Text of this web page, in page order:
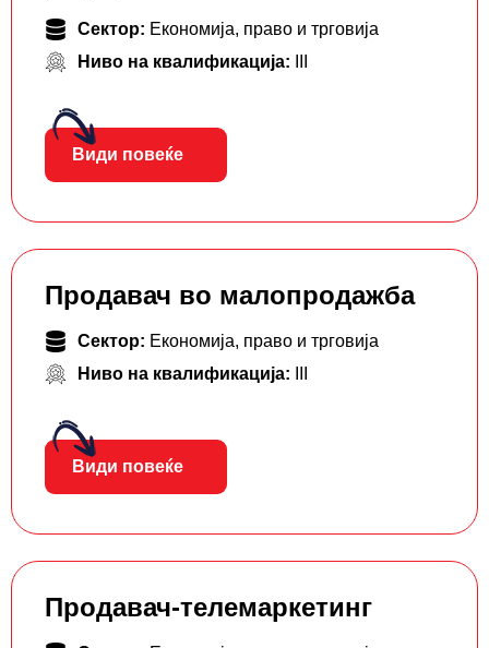
Сектор: Економија, право и трговија
Ниво на квалификација:
Види повеќе
Продавач во малопродажба
Сектор: Економија, право и трговија
Ниво на квалификација:
Види повеќе
Продавач-телемаркетинг